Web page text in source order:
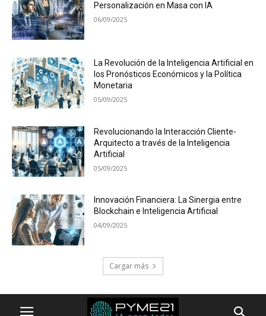
Personalización en Masa con IA
06/09/2025
La Revolución de la Inteligencia Artificial en
los Pronósticos Económicos y la Política
Monetaria
05/09/2025
Revolucionando la Interacción Cliente-
Arquitecto a través de la Inteligencia
Artificial
05/09/2025
Innovación Financiera: La Sinergia entre
Blockchain e Inteligencia Artificial
04/09/2025
Cargar más